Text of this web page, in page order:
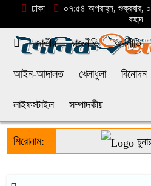
ঢাকা
০৭:৫৪ অপরাহ্ন, শুক্রবার,
বঙ্গাব্দ
জাতীয় রাজনীতি অর্থনীতি
আইন-আদালত খেলাধুলা বিনোদন
লাইফস্টাইল সম্পাদকীয়
শিরোনাম: